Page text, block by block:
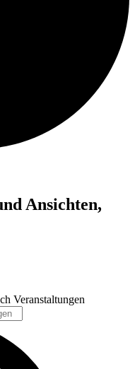
Ansichten,
Veranstaltungen